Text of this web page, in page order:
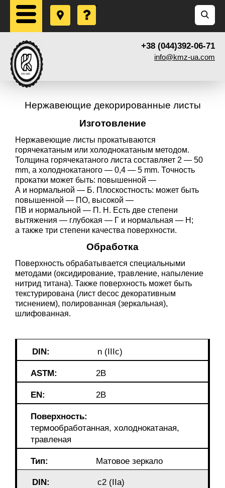
+38 (044)392-06-71
info@kmz-ua.com
Нержавеющие декорированные листы
Изготовление
Нержавеющие листы прокатываются
горячекатаным или холоднокатаным методом.
Толщина горячекатаного листа составляет 2 — 50
mm, а холоднокатаного — 0,4 — 5 mm. Точность
прокатки может быть: повышенной —
А и нормальной — Б. Плоскостность: может быть
повышенной — ПО, высокой —
ПВ и нормальной — П. Н. Есть две степени
вытяжения — глубокая — Г и нормальная — Н;
а также три степени качества поверхности.
Обработка
Поверхность обрабатывается специальными
методами (оксидирование, травление, напыление
нитрид титана). Также поверхность может быть
текстурирована (лист decoс декоративным
тиснением), полированная (зеркальная),
шлифованная.
DIN: n (IIIc)
ASTM: 2B
EN: 2B
Поверхность:
термообработанная, холоднокатаная,
травленая
Тип: Матовое зеркало
DIN: c2 (IIa)